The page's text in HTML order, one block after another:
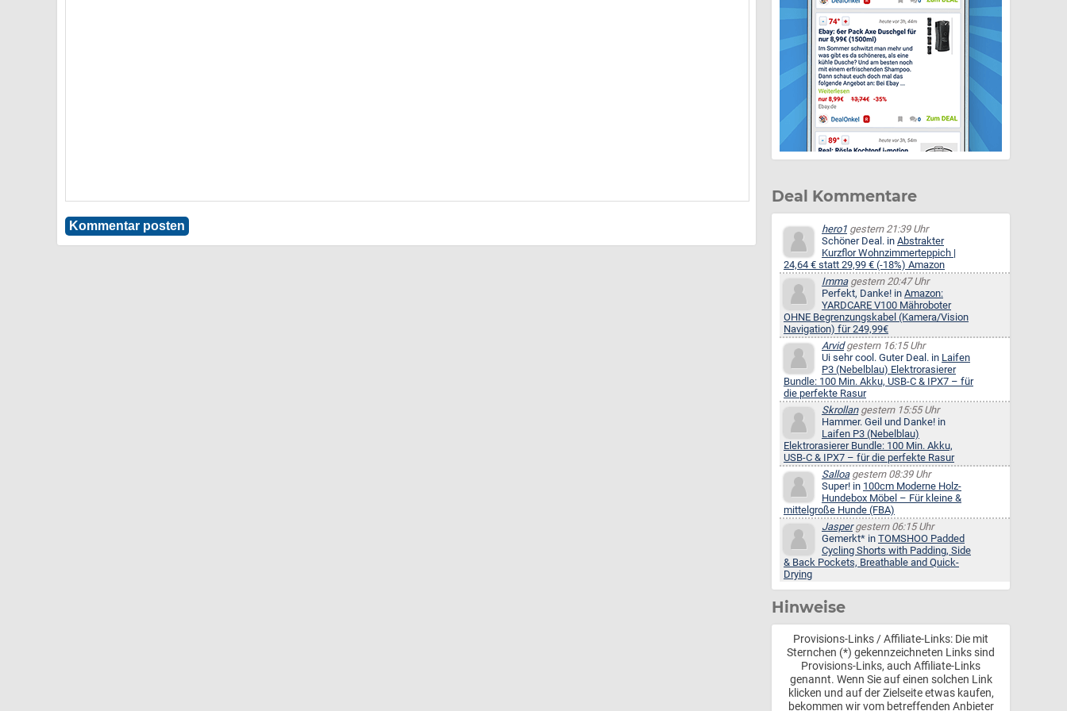
Deal Kommentare
hero1 gestern 21:39 Uhr
Schöner Deal. in Abstrakter
Kurzflor Wohnzimmerteppich |
24,64 € statt 29,99 € (-18%) Amazon
Immagestern 20:47 Uhr
Perfekt, Danke! in Amazon:
YARDCARE V100 Mähroboter
OHNE Begrenzungskabel (Kamera/Vision
Navigation) für 249,99€
Arvidgestern 16:15 Uhr
Ui sehr cool. Guter Deal. in Laifen
P3 (Nebelblau) Elektrorasierer
Bundle: 100 Min. Akku, USB-C & IPX7 – für
die perfekte Rasur
Skrollangestern 15:55 Uhr
Hammer. Geil und Danke! in
Laifen P3 (Nebelblau)
Elektrorasierer Bundle: 100 Min. Akku,
USB-C & IPX7 – für die perfekte Rasur
Salloagestern 08:39 Uhr
Super! in 100cm Moderne Holz-
Hundebox Möbel – Für kleine &
mittelgroße Hunde (FBA)
Jaspergestern 06:15 Uhr
Gemerkt* in TOMSHOO Padded
Cycling Shorts with Padding, Side
& Back Pockets, Breathable and Quick-
Drying
Hinweise
Provisions-Links / Affiliate-Links: Die mit
Sternchen (*) gekennzeichneten Links sind
Provisions-Links, auch Affiliate-Links
genannt. Wenn Sie auf einen solchen Link
klicken und auf der Zielseite etwas kaufen,
bekommen wir vom betreffenden Anbieter